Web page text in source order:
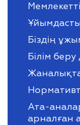
Біздің
Білім
Ата-
арналған